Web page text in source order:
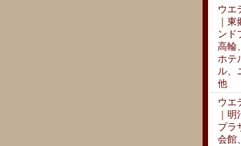
ウエ
｜
ンド
高輪
ホテ
ル、
他
ウエ
｜
プラ
会館